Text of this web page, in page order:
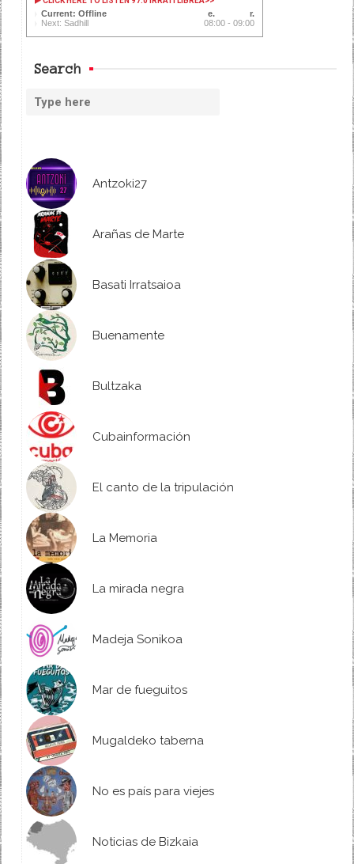
Current: Offline
Next: Sadhill
08:00 - 09:00
Search
Antzoki27
Arañas de Marte
Basati Irratsaioa
Buenamente
Bultzaka
Cubainformación
El canto de la tripulación
La Memoria
La mirada negra
Madeja Sonikoa
Mar de fueguitos
Mugaldeko taberna
No es país para viejes
Noticias de Bizkaia